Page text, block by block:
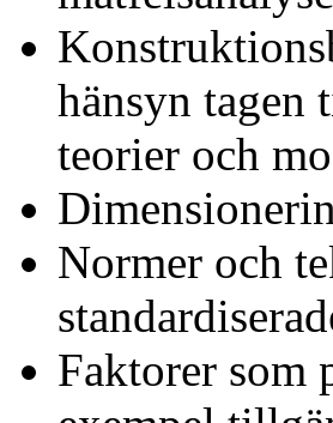
hänsyn tagen
teorier och
Normer och
Faktorer som